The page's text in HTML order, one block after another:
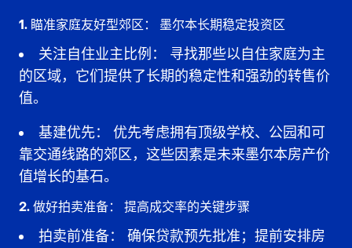
1. 瞄准家庭友好型郊区： 墨尔本长期稳定投资区
关注自住业主比例：
寻找那些以自住家庭为主
的区域，它们提供了长期的稳定性和强劲的转售价
值。
基建优先：
优先考虑拥有顶级学校、公园和可
靠交通线路的郊区，这些因素是未来墨尔本房产价
值增长的基石。
2. 做好拍卖准备： 提高成交率的关键步骤
拍卖前准备： 确保贷款预先批准；提前安排房